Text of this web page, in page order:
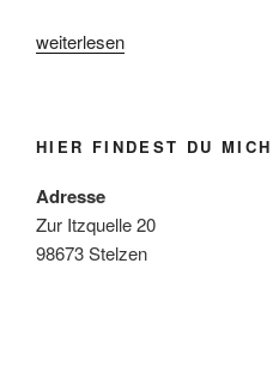
„Dein
weiterlesen
HIER FINDEST DU MICH
Adresse
Zur Itzquelle 20
98673 Stelzen